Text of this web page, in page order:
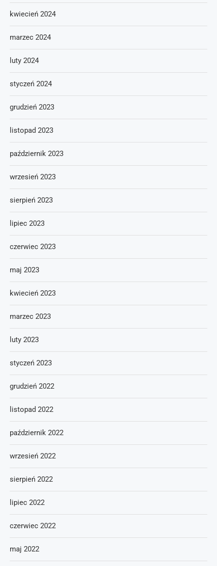
kwiecień 2024
marzec 2024
luty 2024
styczeń 2024
grudzień 2023
listopad 2023
październik 2023
wrzesień 2023
sierpień 2023
lipiec 2023
czerwiec 2023
maj 2023
kwiecień 2023
marzec 2023
luty 2023
styczeń 2023
grudzień 2022
listopad 2022
październik 2022
wrzesień 2022
sierpień 2022
lipiec 2022
czerwiec 2022
maj 2022